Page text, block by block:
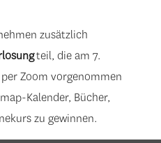
zusätzlich
teil, die am 7.
Zoom vorgenommen
Kalender, Bücher,
zu gewinnen.